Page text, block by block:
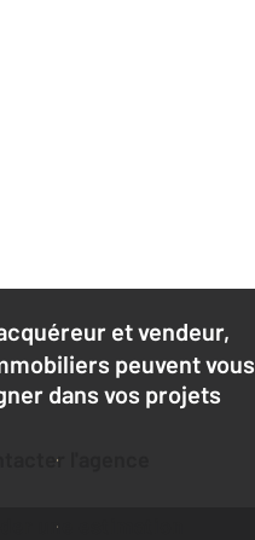
et vendeur,
peuvent vous
dans vos projets
l'agence
une estimation